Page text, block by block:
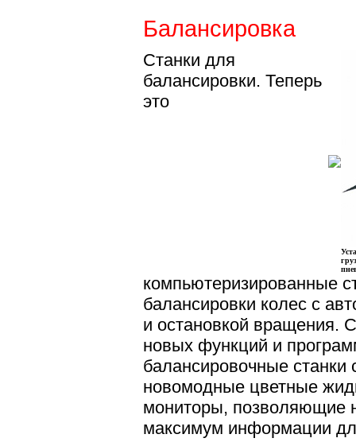
Балансировка
Станки для
балансировки. Теперь
это
компьютеризированные
балансировки колес с
и остановкой вращения.
новых функций и
балансировочные станки
новомодные цветные
мониторы, позволяющие
максимум информации